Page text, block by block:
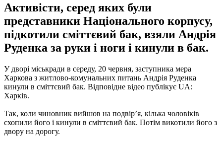
Активісти, серед яких були
представники Національного корпусу,
підкотили сміттєвий бак, взяли Андрія
Руденка за руки і ноги і кинули в бак.
У дворі міськради в середу, 20 червня, заступника мера
Харкова з житлово-комунальних питань Андрія Руденка
кинули в сміттєвий бак. Відповідне відео публікує UA:
Харків.
Так, коли чиновник вийшов на подвір’я, кілька чоловіків
схопили його і кинули в сміттєвий бак. Потім викотили його з
двору на дорогу.